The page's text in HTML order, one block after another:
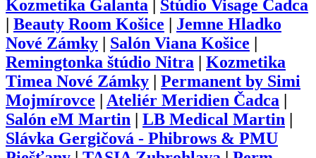
Kozmetika Galanta
Štúdio Visage Čadca
Beauty Room Košice
Jemne Hladko
Nové Zámky
Salón Viana Košice
Remingtonka štúdio Nitra
Kozmetika
Timea Nové Zámky
Permanent by Simi
Mojmírovce
Ateliér Meridien Čadca
Salón eM Martin
LB Medical Martin
Slávka Gergičová - Phibrows & PMU